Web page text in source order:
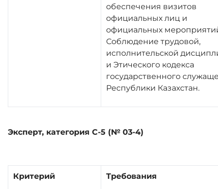
обеспечения визитов
официальных лиц и
официальных
Соблюдение трудовой,
исполнительской
и Этического кодекса
государственного
Республики Казахстан.
Эксперт, категория С-5 (№ 03-4)
Критерий Требования